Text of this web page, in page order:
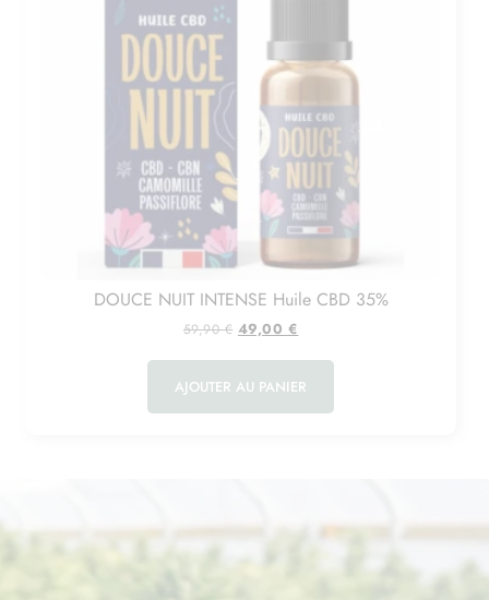
DOUCE NUIT INTENSE Huile CBD 35%
59,90€ 49,00 €
AJOUTER AU PANIER